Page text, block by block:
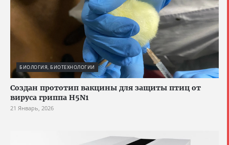
БИОЛОГИЯ, БИОТЕХНОЛОГИИ
Создан прототип вакцины для защиты птиц от
вируса гриппа H5N1
21 Январь, 2026